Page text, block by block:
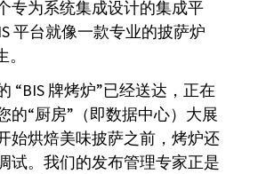
专为系统集成设计的集成平
平台就像一款专业的披萨炉
“BIS 牌烤炉”已经送达，正在
的“厨房”（即数据中心）大展
始烘焙美味披萨之前，烤炉还
试。我们的发布管理专家正是